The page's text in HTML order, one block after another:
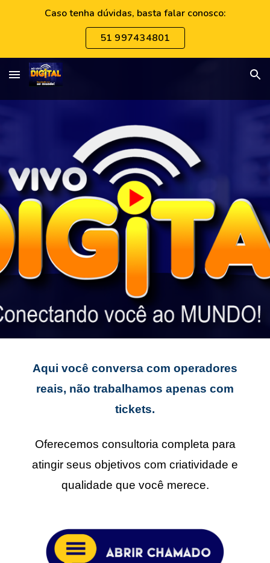
Caso tenha dúvidas, basta falar conosco:
51 997434801
Aqui você conversa com operadores
reais, não trabalhamos apenas com
tickets.
Oferecemos consultoria completa para
atingir seus objetivos com criatividade e
qualidade que você merece.